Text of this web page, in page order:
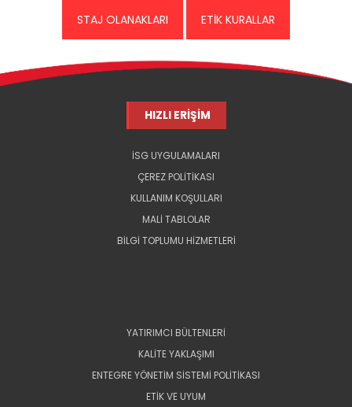
STAJ OLANAKLARI ETİK KURALLAR
HIZLI ERİŞİM
İSG UYGULAMALARI
ÇEREZ POLİTİKASI
KULLANIM KOŞULLARI
MALİ TABLOLAR
BİLGİ TOPLUMU HİZMETLERİ
YATIRIMCI BÜLTENLERİ
KALİTE YAKLAŞIMI
ENTEGRE YÖNETİM SİSTEMİ POLİTİKASI
ETİK VE UYUM